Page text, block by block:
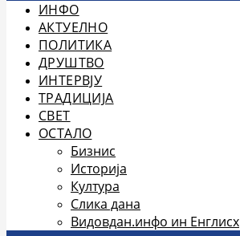
ИНФО
АКТУЕЛНО
ПОЛИТИКА
ДРУШТВО
ИНТЕРВЈУ
ТРАДИЦИЈА
СВЕТ
ОСТАЛО
Бизнис
Историја
Култура
Слика дана
Видовдан.инфо ин Енглисх